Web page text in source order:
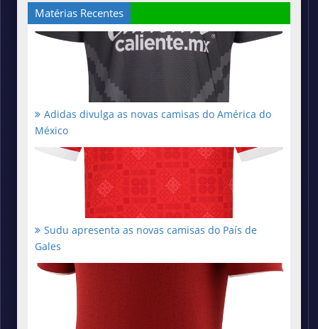
Matérias Recentes
Adidas divulga as novas camisas do América do
México
Sudu apresenta as novas camisas do País de
Gales